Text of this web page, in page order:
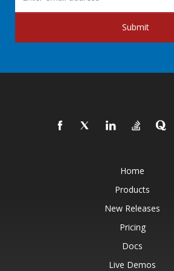
Submit
Home
Products
New Releases
Pricing
Docs
Live Demos